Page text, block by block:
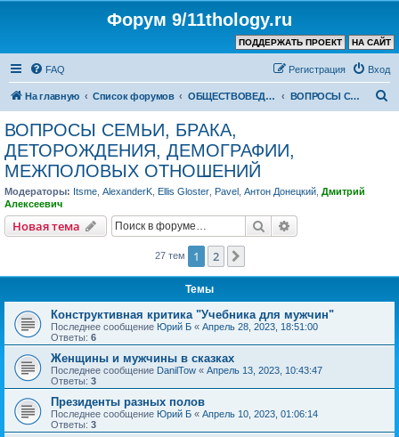
Форум 9/11thology.ru
НА САЙТ
ПОДДЕРЖАТЬ ПРОЕКТ
FAQ Вход
Регистрация
На главную Список форумов ОБЩЕСТВОВЕДЕНИЕ и РЕЛИГИЯ ВОПРОСЫ СЕМЬИ, БРАКА, ДЕТОРОЖДЕНИЯ, ДЕМОГРАФИИ, МЕЖПОЛОВЫХ ОТНОШЕНИЙ
ВОПРОСЫ СЕМЬИ, БРАКА,
ДЕТОРОЖДЕНИЯ, ДЕМОГРАФИИ,
МЕЖПОЛОВЫХ ОТНОШЕНИЙ
Модераторы: Itsme AlexanderK Ellis Gloster Pavel Антон Донецкий Дмитрий
Алексеевич
Новая тема Поиск
27 тем 1 2
Темы
Конструктивная критика "Учебника для мужчин"
Последнее сообщение Юрий Б « Апрель 28, 2023, 18:51:00
Ответы: 6
Женщины и мужчины в сказках
Последнее сообщение DanilTow « Апрель 13, 2023, 10:43:47
Ответы: 3
Президенты разных полов
Последнее сообщение Юрий Б « Апрель 10, 2023, 01:06:14
Ответы: 3